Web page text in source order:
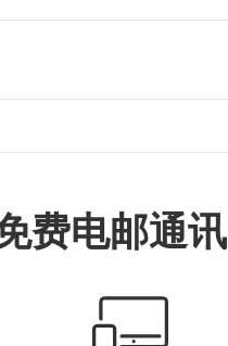
费电邮通讯